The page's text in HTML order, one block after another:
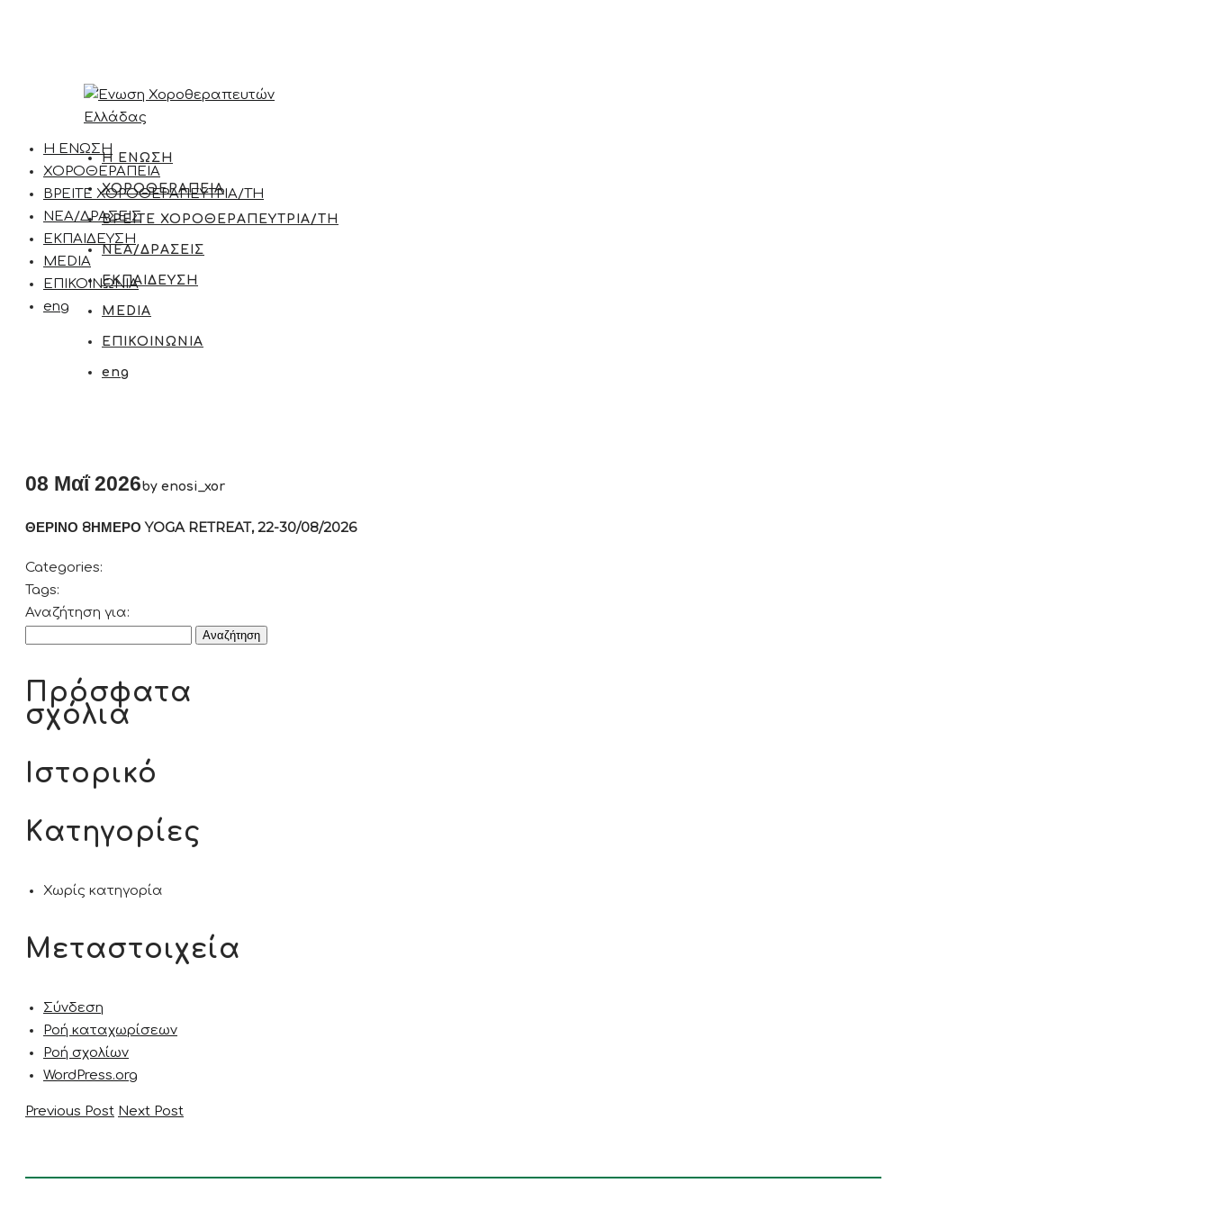
Η ΕΝΩΣΗ
ΧΟΡΟΘΕΡΑΠΕΙΑ
ΒΡΕΙΤΕ ΧΟΡΟΘΕΡΑΠΕΥΤΡΙΑ/ΤΗ
ΝΕΑ/ΔΡΑΣΕΙΣ
ΕΚΠΑΙΔΕΥΣΗ
MEDIA
ΕΠΙΚΟΙΝΩΝΙΑ
eng
Η ΕΝΩΣΗ
ΧΟΡΟΘΕΡΑΠΕΙΑ
ΒΡΕΙΤΕ ΧΟΡΟΘΕΡΑΠΕΥΤΡΙΑ/ΤΗ
ΝΕΑ/ΔΡΑΣΕΙΣ
ΕΚΠΑΙΔΕΥΣΗ
MEDIA
ΕΠΙΚΟΙΝΩΝΙΑ
eng
08 Μαΐ 2026by enosi_xor
ΘΕΡΙΝΟ 8ΗΜΕΡΟ YOGA RETREAT, 22-30/08/2026
Categories:
Tags:
Αναζήτηση για:
Πρόσφατα
σχόλια
Ιστορικό
Kατηγορίες
Χωρίς κατηγορία
Μεταστοιχεία
Σύνδεση
Ροή καταχωρίσεων
Ροή σχολίων
WordPress.org
Previous Post Next Post